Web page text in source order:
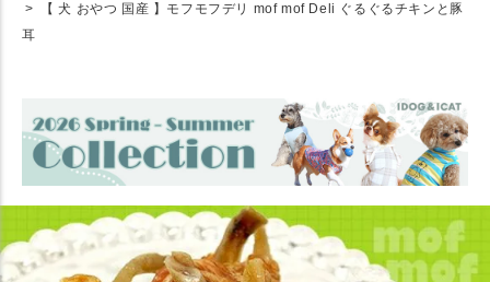
【 犬 おやつ 国産 】モフモフデリ mof mof Deli ぐるぐるチキンと豚
耳